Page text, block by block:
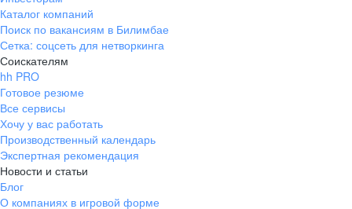
Каталог компаний
Поиск по вакансиям в Билимбае
Сетка: соцсеть для нетворкинга
Соискателям
hh PRO
Готовое резюме
Все сервисы
Хочу у вас работать
Производственный календарь
Экспертная рекомендация
Новости и статьи
Блог
О компаниях в игровой форме